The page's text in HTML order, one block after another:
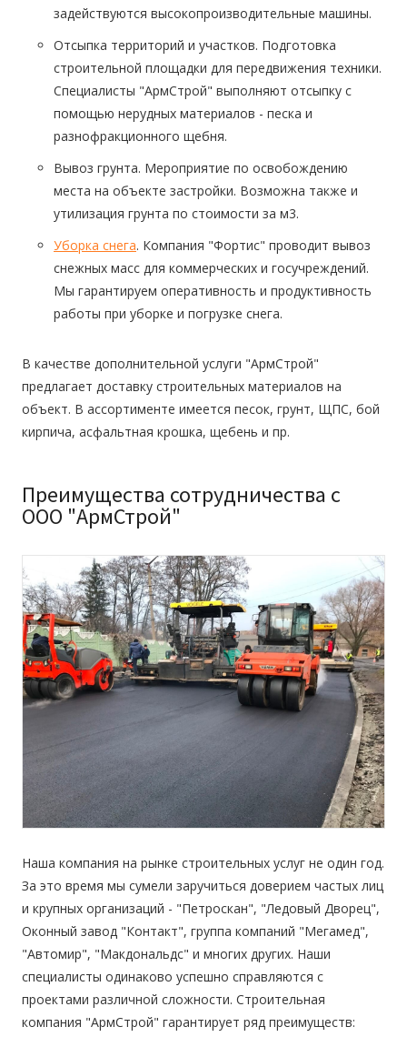
задействуются высокопроизводительные машины.
Отсыпка территорий и участков. Подготовка
строительной площадки для передвижения техники.
Специалисты "АрмСтрой" выполняют отсыпку с
помощью нерудных материалов - песка и
разнофракционного щебня.
Вывоз грунта. Мероприятие по освобождению
места на объекте застройки. Возможна также и
утилизация грунта по стоимости за м3.
Уборка снега. Компания "Фортис" проводит вывоз
снежных масс для коммерческих и госучреждений.
Мы гарантируем оперативность и продуктивность
работы при уборке и погрузке снега.
В качестве дополнительной услуги "АрмСтрой"
предлагает доставку строительных материалов на
объект. В ассортименте имеется песок, грунт, ЩПС, бой
кирпича, асфальтная крошка, щебень и пр.
Преимущества сотрудничества с
ООО "АрмСтрой"
Наша компания на рынке строительных услуг не один год.
За это время мы сумели заручиться доверием частых лиц
и крупных организаций - "Петроскан", "Ледовый Дворец",
Оконный завод "Контакт", группа компаний "Мегамед",
"Автомир", "Макдональдс" и многих других. Наши
специалисты одинаково успешно справляются с
проектами различной сложности. Строительная
компания "АрмСтрой" гарантирует ряд преимуществ: